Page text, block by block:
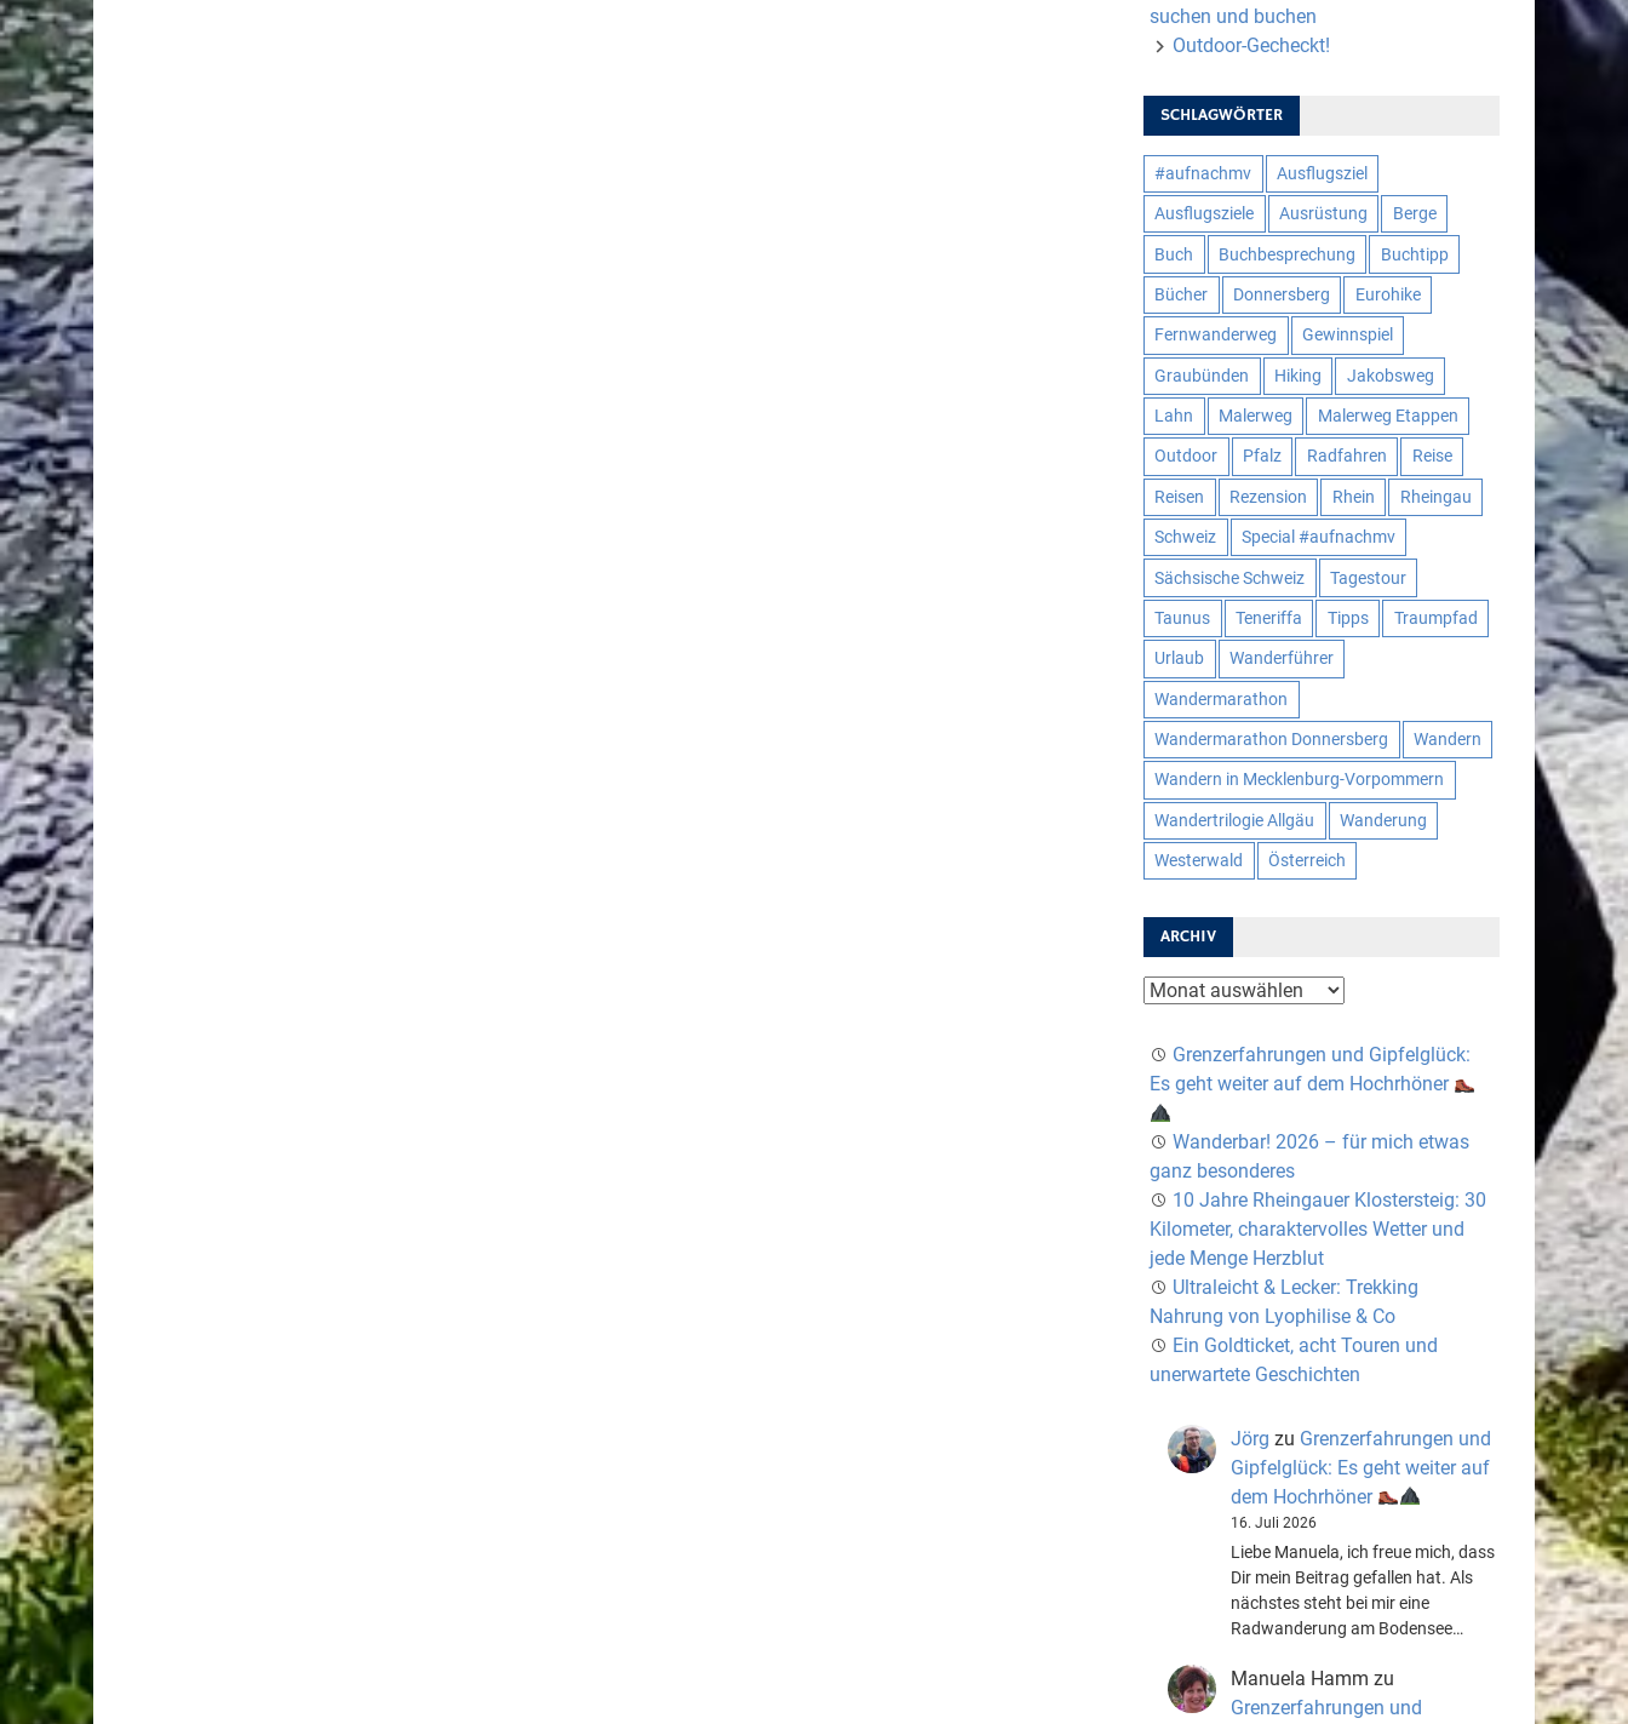
suchen und buchen
Outdoor-Gecheckt!
SCHLAGWÖRTER
#aufnachmv Ausflugsziel
Ausflugsziele Ausrüstung Berge
Buch Buchbesprechung Buchtipp
Bücher Donnersberg Eurohike
Fernwanderweg Gewinnspiel
Graubünden Hiking Jakobsweg
Lahn Malerweg Malerweg Etappen
Outdoor Pfalz Radfahren Reise
Reisen Rezension Rhein Rheingau
Schweiz Special #aufnachmv
Sächsische Schweiz Tagestour
Taunus Teneriffa Tipps Traumpfad
Urlaub Wanderführer
Wandermarathon
Wandermarathon Donnersberg Wandern
Wandern in Mecklenburg-Vorpommern
Wandertrilogie Allgäu Wanderung
Westerwald Österreich
ARCHIV
Archiv
Grenzerfahrungen und Gipfelglück:
Es geht weiter auf dem Hochrhöner
Wanderbar! 2026 – für mich etwas
ganz besonderes
10 Jahre Rheingauer Klostersteig: 30
Kilometer, charaktervolles Wetter und
jede Menge Herzblut
Ultraleicht & Lecker: Trekking
Nahrung von Lyophilise & Co
Ein Goldticket, acht Touren und
unerwartete Geschichten
Jörg zu Grenzerfahrungen und
Gipfelglück: Es geht weiter auf
dem Hochrhöner
16. Juli 2026
Liebe Manuela, ich freue mich, dass
Dir mein Beitrag gefallen hat. Als
nächstes steht bei mir eine
Radwanderung am Bodensee…
Manuela Hamm zu
Grenzerfahrungen und